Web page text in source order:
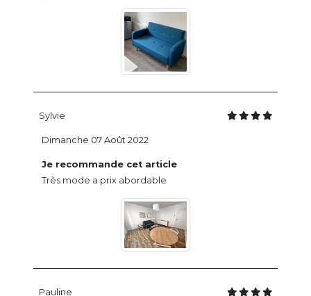
Sylvie
Je recommande cet article
Très mode a prix abordable
Dimanche 07 Août 2022
Pauline